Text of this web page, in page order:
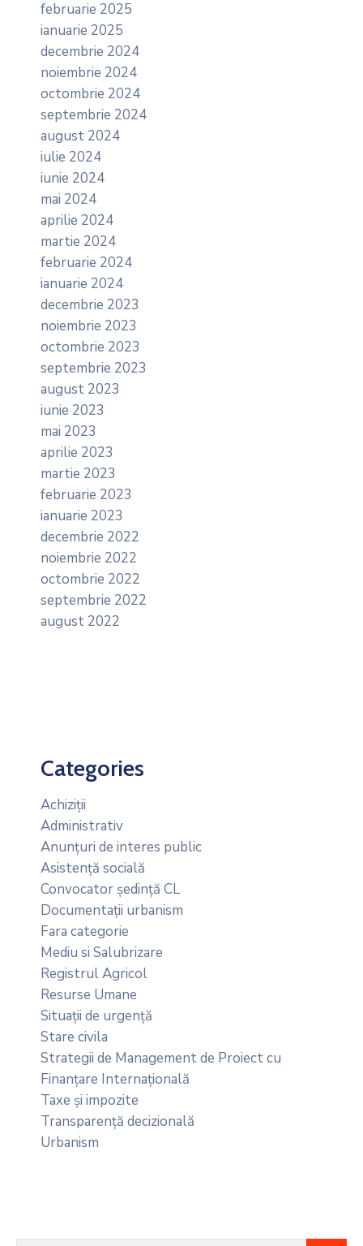
februarie 2025
ianuarie 2025
decembrie 2024
noiembrie 2024
octombrie 2024
septembrie 2024
august 2024
iulie 2024
iunie 2024
mai 2024
aprilie 2024
martie 2024
februarie 2024
ianuarie 2024
decembrie 2023
noiembrie 2023
octombrie 2023
septembrie 2023
august 2023
iunie 2023
mai 2023
aprilie 2023
martie 2023
februarie 2023
ianuarie 2023
decembrie 2022
noiembrie 2022
octombrie 2022
septembrie 2022
august 2022
Categories
Achiziții
Administrativ
Anunțuri de interes public
Asistență socială
Convocator ședință CL
Documentații urbanism
Fara categorie
Mediu si Salubrizare
Registrul Agricol
Resurse Umane
Situații de urgență
Stare civila
Strategii de Management de Proiect cu
Finanțare Internațională
Taxe și impozite
Transparență decizională
Urbanism